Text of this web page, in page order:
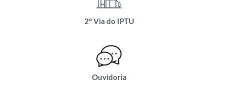
2° Via do IPTU
Ouvidoria